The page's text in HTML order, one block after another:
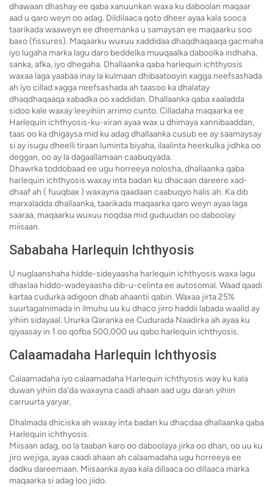
dhawaan dhashay ee qaba xanuunkan waxa ku daboolan maqaar
aad u qaro weyn oo adag. Dildilaaca qoto dheer ayaa kala sooca
taarikada waaweyn ee dheemanka u samaysan ee maqaarku soo
baxo (fissures). Maqaarku wuxuu xaddidaa dhaqdhaqaaqa gacmaha
iyo lugaha marka lagu daro beddelka muuqaalka daboolka indhaha,
sanka, afka, iyo dhegaha. Dhallaanka qaba harlequin ichthyosis
waxaa laga yaabaa inay la kulmaan dhibaatooyin xagga neefsashada
ah iyo cillad xagga neefsashada ah taasoo ka dhalatay
dhaqdhaqaaqa xabadka oo xaddidan. Dhallaanka qaba xaaladda
sidoo kale waxay leeyihiin arrimo cunto. Cilladaha maqaarka ee
Harlequin ichthyosis-ku-xiran ayaa wax u dhimaya xannibaaddan,
taas oo ka dhigaysa mid ku adag dhallaanka cusub ee ay saamaysay
si ay isugu dheelli tiraan luminta biyaha, ilaalinta heerkulka jidhka oo
deggan, oo ay la dagaallamaan caabuqyada.
Dhawrka toddobaad ee ugu horreeya nolosha, dhallaanka qaba
harlequin ichthyosis waxay inta badan ku dhacaan dareere xad-
dhaaf ah ( fuuqbax ) waxayna qaadaan caabuqyo halis ah. Ka dib
marxaladda dhallaanka, taarikada maqaarka qaro weyn ayaa laga
saaraa, maqaarku wuxuu noqdaa mid guduudan oo daboolay
miisaan.
Sababaha Harlequin Ichthyosis
U nuglaanshaha hidde-sideyaasha harlequin ichthyosis waxa lagu
dhaxlaa hiddo-wadeyaasha dib-u-celinta ee autosomal. Waad qaadi
kartaa cudurka adigoon dhab ahaantii qabin. Waxaa jirta 25%
suurtagalnimada in ilmuhu uu ku dhaco jirro haddii labada waalid ay
yihiin sidayaal. Ururka Qaranka ee Cudurada Naadirka ah ayaa ku
qiyaasay in 1 oo qofba 500,000 uu qabo harlequin ichthyosis.
Calaamadaha Harlequin Ichthyosis
Calaamadaha iyo calaamadaha Harlequin ichthyosis way ku kala
duwan yihiin da'da waxayna caadi ahaan aad ugu daran yihiin
carruurta yaryar.
Dhalmada dhiciska ah waxay inta badan ku dhacdaa dhallaanka qaba
Harlequin ichthyosis.
Miisaan adag, oo la taaban karo oo daboolaya jirka oo dhan, oo uu ku
jiro wejiga, ayaa caadi ahaan ah calaamadaha ugu horreeya ee
dadku dareemaan. Miisaanka ayaa kala dillaaca oo dillaaca marka
maqaarka si adag loo jiido.